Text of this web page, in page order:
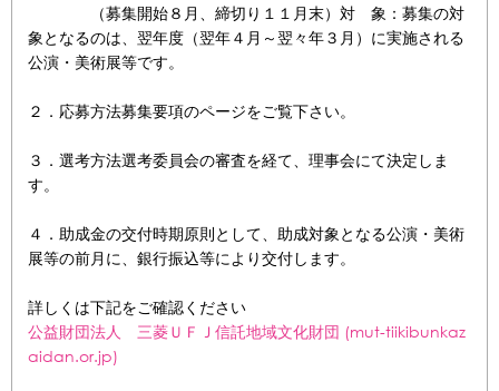
（募集開始８月、締切り１１月末）対 象：募集の対
象となるのは、翌年度（翌年４月～翌々年３月）に実施される
公演・美術展等です。
２．応募方法募集要項のページをご覧下さい。
３．選考方法選考委員会の審査を経て、理事会にて決定しま
す。
４．助成金の交付時期原則として、助成対象となる公演・美術
展等の前月に、銀行振込等により交付します。
詳しくは下記をご確認ください
公益財団法人 三菱ＵＦＪ信託地域文化財団 (mut-tiikibunkaz
aidan.or.jp)